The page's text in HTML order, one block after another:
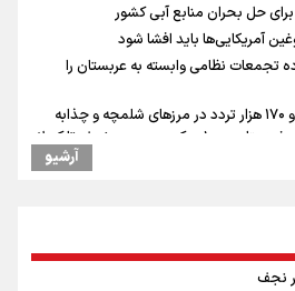
حل بحران منابع آبی کشور
آمریکایی‌ها باید افشا شود
تجمعات نظامی وابسته به عربستان را
استاندار خوزستان: دو میلیون و ۱۷۰ هزار تردد در مرزهای شلمچه و چذابه
نجف تا کربلا
مردم هستند/ مسیر اصلاحات آغاز
انجام شد/ فرصت طلایی برای اقتصاد
آرشیو
نجف